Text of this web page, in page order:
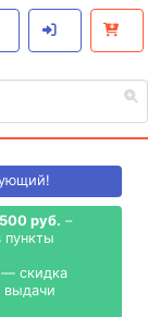
руб. –
пункты
— скидка
выдачи